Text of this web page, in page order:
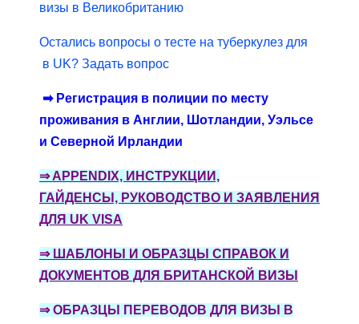
визы в Великобританию
Остались вопросы о тесте на туберкулез для
в UK? Задать вопрос
➡ Регистрация в полиции по месту
проживания в Англии, Шотландии, Уэльсе
и Северной Ирландии
⇒ APPENDIX, ИНСТРУКЦИИ,
ГАЙДЕНСЫ, РУКОВОДСТВО И ЗАЯВЛЕНИЯ
ДЛЯ UK VISA
⇒ ШАБЛОНЫ И ОБРАЗЦЫ СПРАВОК И
ДОКУМЕНТОВ ДЛЯ БРИТАНСКОЙ ВИЗЫ
⇒ОБРАЗЦЫ ПЕРЕВОДОВ ДЛЯ ВИЗЫ В